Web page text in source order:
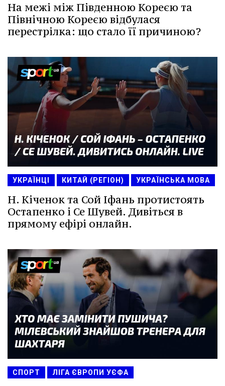
На межі між Південною Кореєю та
Північною Кореєю відбулася
перестрілка: що стало її причиною?
УКРАЇНЦІ КИТАЙ (РЕГІОН) УКРАЇНСЬКА МОВА
Н. Кіченок та Сой Іфань протистоять
Остапенко і Се Шувей. Дивіться в
прямому ефірі онлайн.
СПОРТ ЛІГА ЄВРОПИ УЄФА